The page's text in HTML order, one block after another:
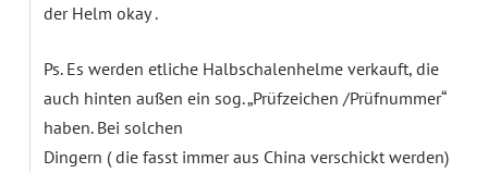
der Helm okay .
Ps. Es werden etliche Halbschalenhelme verkauft, die
auch hinten außen ein sog. „Prüfzeichen /Prüfnummer“
haben. Bei solchen
Dingern ( die fasst immer aus China verschickt werden)